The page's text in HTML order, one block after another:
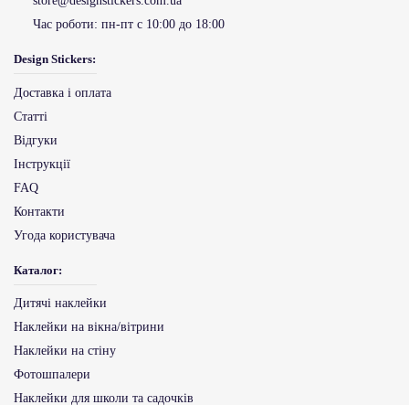
Час роботи: пн-пт с 10:00 до 18:00
Design Stickers:
Доставка і оплата
Статті
Відгуки
Інструкції
FAQ
Контакти
Угода користувача
Каталог:
Дитячі наклейки
Наклейки на вікна/вітрини
Наклейки на стіну
Фотошпалери
Наклейки для школи та садочків